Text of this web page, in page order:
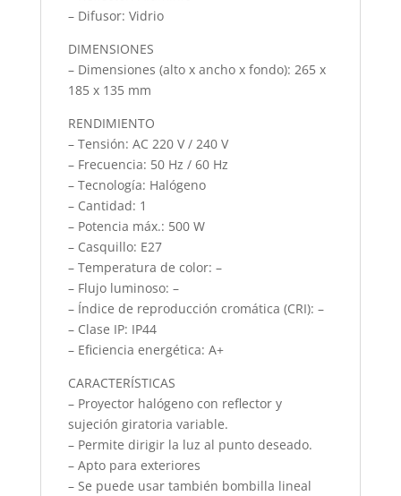
– Difusor: Vidrio
DIMENSIONES
– Dimensiones (alto x ancho x fondo): 265 x
185 x 135 mm
RENDIMIENTO
– Tensión: AC 220 V / 240 V
– Frecuencia: 50 Hz / 60 Hz
– Tecnología: Halógeno
– Cantidad: 1
– Potencia máx.: 500 W
– Casquillo: E27
– Temperatura de color: –
– Flujo luminoso: –
– Índice de reproducción cromática (CRI): –
– Clase IP: IP44
– Eficiencia energética: A+
CARACTERÍSTICAS
– Proyector halógeno con reflector y
sujeción giratoria variable.
– Permite dirigir la luz al punto deseado.
– Apto para exteriores
– Se puede usar también bombilla lineal